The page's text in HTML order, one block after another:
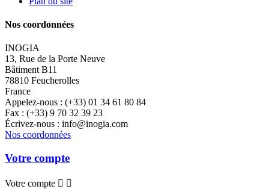
Nos coordonnées
INOGIA
13, Rue de la Porte Neuve
Bâtiment B11
78810 Feucherolles
France
Appelez-nous : (+33) 01 34 61 80 84
Fax : (+33) 9 70 32 39 23
Écrivez-nous : info@inogia.com
Nos coordonnées
Votre compte
Votre compte  